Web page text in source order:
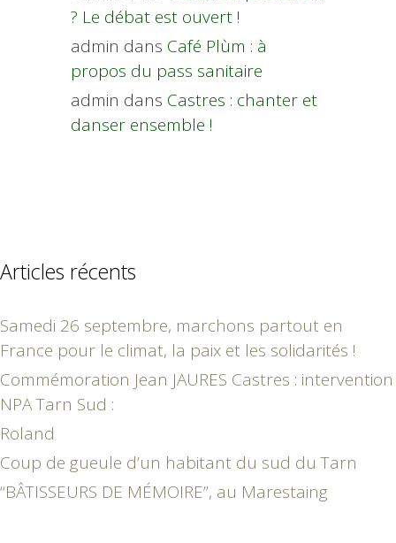
? Le débat est ouvert !
admin dans Café Plùm : à
propos du pass sanitaire
admin dans Castres : chanter et
danser ensemble !
Articles récents
Samedi 26 septembre, marchons partout en
France pour le climat, la paix et les solidarités !
Commémoration Jean JAURES Castres : intervention
NPA Tarn Sud :
Roland
Coup de gueule d’un habitant du sud du Tarn
“BÂTISSEURS DE MÉMOIRE”, au Marestaing